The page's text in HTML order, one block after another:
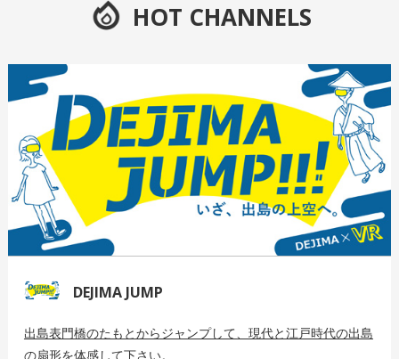
HOT CHANNELS
DEJIMA JUMP
出島表門橋のたもとからジャンプして、現代と江戸時代の出島
の扇形を体感して下さい。